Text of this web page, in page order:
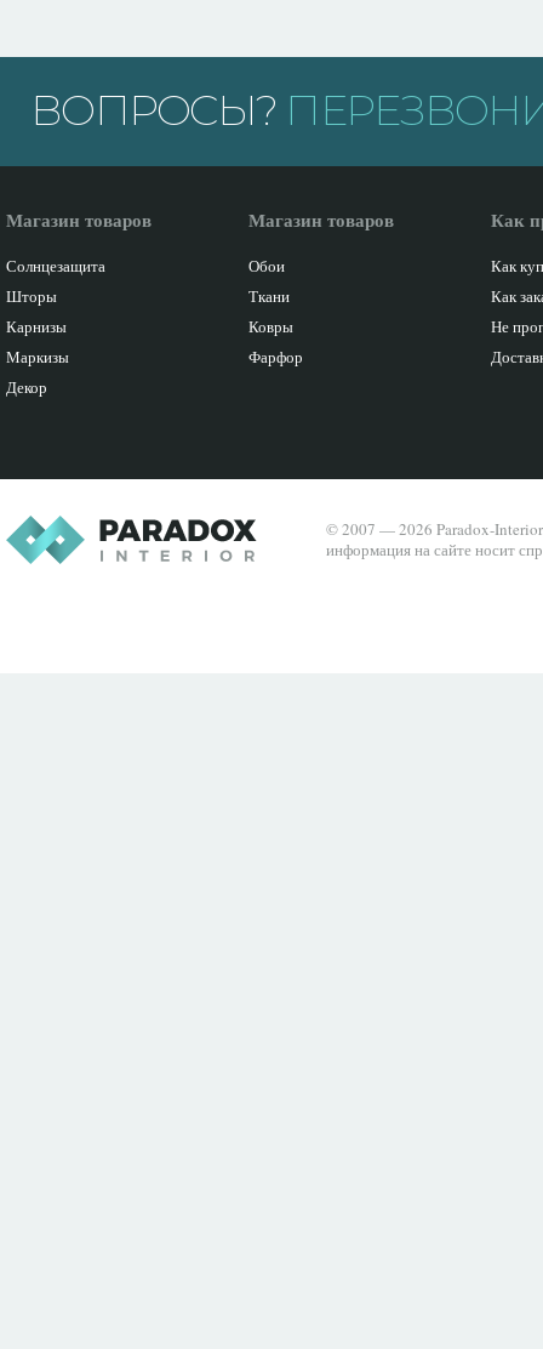
ВОПРОСЫ?
Магазин товаров
Солнцезащита
Шторы
Карнизы
Маркизы
Декор
Магазин товаров
Обои
Ткани
Ковры
Фарфор
Как
Как
Как
Не
© 2007 — 2026 Paradox-
информация на сайте носит